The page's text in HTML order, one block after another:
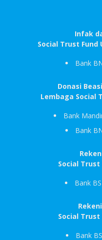
Infak
Social Trust Fund
Bank
Donasi
Lembaga Social
Bank
Bank
Social Trust
Bank
Social Trust
Bank